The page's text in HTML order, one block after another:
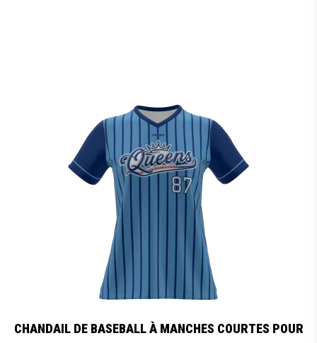
CHANDAIL DE BASEBALL À MANCHES COURTES POUR